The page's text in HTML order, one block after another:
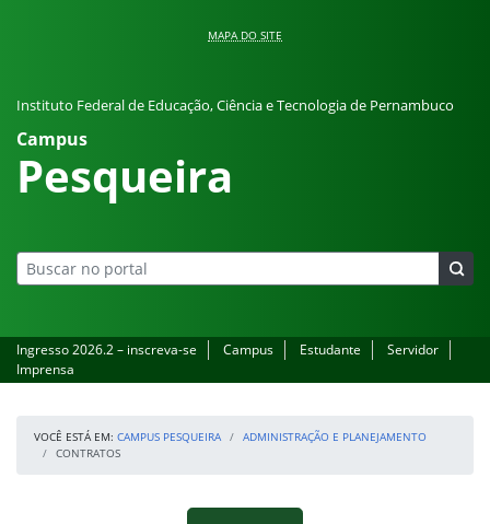
MAPA DO SITE
Instituto Federal de Educação, Ciência e Tecnologia de Pernambuco
Campus
Pesqueira
Ingresso 2026.2 – inscreva-se Campus Estudante
Servidor
Imprensa
VOCÊ ESTÁ EM: CAMPUS PESQUEIRA
ADMINISTRAÇÃO E PLANEJAMENTO
CONTRATOS